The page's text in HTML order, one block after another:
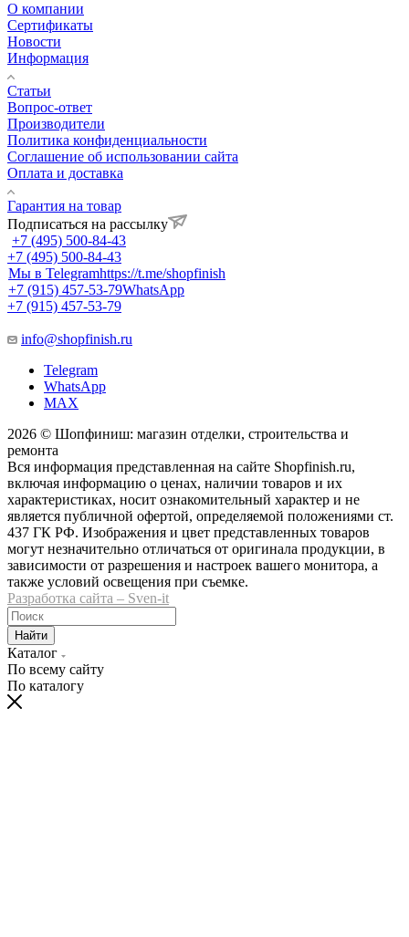
О компании
Сертификаты
Новости
Информация
Статьи
Вопрос-ответ
Производители
Политика конфиденциальности
Соглашение об использовании сайта
Оплата и доставка
Гарантия на товар
Подписаться на рассылку
+7 (495) 500-84-43
+7 (495) 500-84-43
Мы в Telegramhttps://t.me/shopfinish
+7 (915) 457-53-79WhatsApp
+7 (915) 457-53-79
info@shopfinish.ru
Telegram
WhatsApp
MAX
2026 © Шопфиниш: магазин отделки, строительства и
ремонта
Вся информация представленная на сайте Shopfinish.ru,
включая информацию о ценах, наличии товаров и их
характеристиках, носит ознакомительный характер и не
является публичной офертой, определяемой положениями ст.
437 ГК РФ. Изображения и цвет представленных товаров
могут незначительно отличаться от оригинала продукции, в
зависимости от разрешения и настроек вашего монитора, а
также условий освещения при съемке.
Разработка сайта – Sven-it
Найти
Каталог
По всему сайту
По каталогу